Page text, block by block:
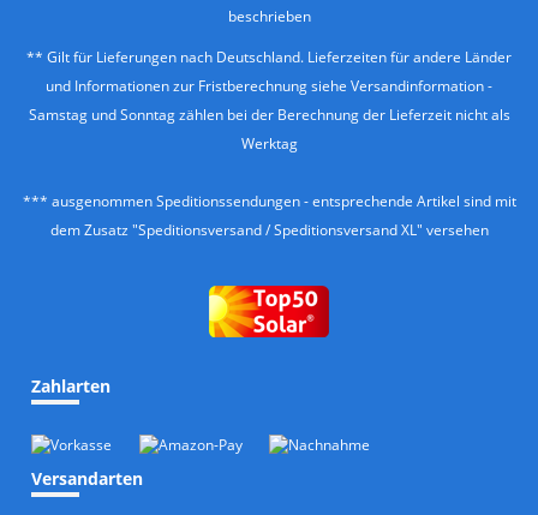
beschrieben
** Gilt für Lieferungen nach Deutschland. Lieferzeiten für andere Länder
und Informationen zur Fristberechnung siehe Versandinformation-
Samstag und Sonntag zählen bei der Berechnung der Lieferzeit nicht als
Werktag
*** ausgenommen Speditionssendungen - entsprechende Artikel sind mit
dem Zusatz "Speditionsversand / Speditionsversand XL" versehen
Zahlarten
Versandarten